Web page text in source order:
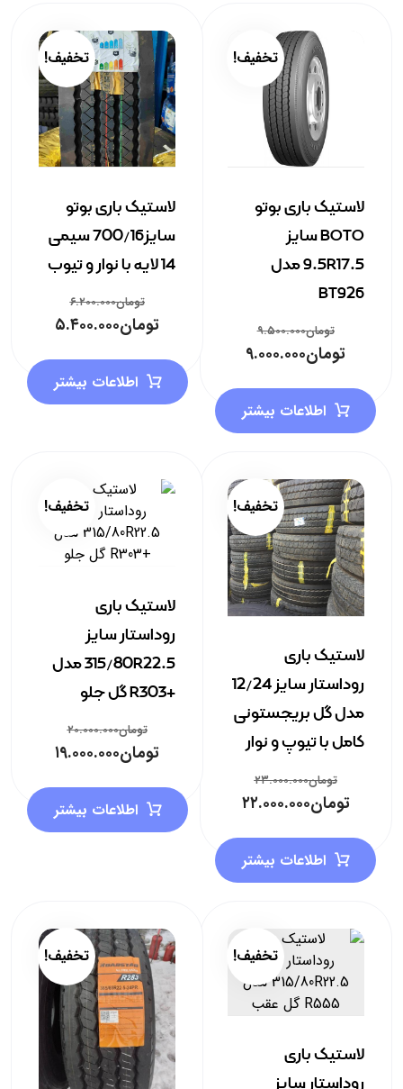
لاستیک باری بوتو
BOTO سایز
9.5R17.5 مدل
BT926
تومان۹.۵۰۰.۰۰۰
تومان۹.۰۰۰.۰۰۰
تخفیف!
اطلاعات بیشتر
لاستیک باری بوتو
سایز700/16 سیمی
14 لایه با نوار و تیوب
تومان۶.۲۰۰.۰۰۰
تومان۵.۴۰۰.۰۰۰
تخفیف!
اطلاعات بیشتر
لاستیک باری
روداستار سایز 12/24
مدل گل بریجستونی
کامل با تیوپ و نوار
تومان۲۳.۰۰۰.۰۰۰
تومان۲۲.۰۰۰.۰۰۰
تخفیف!
اطلاعات بیشتر
لاستیک باری
روداستار سایز
315/80R22.5 مدل
+R303 گل جلو
تومان۲۰.۰۰۰.۰۰۰
تومان۱۹.۰۰۰.۰۰۰
تخفیف!
اطلاعات بیشتر
لاستیک باری
روداستار سایز
تخفیف! تخفیف!